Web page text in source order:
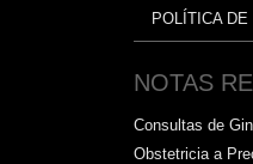
POLÍTICA
NOTAS
Consultas de
Obstetricia a